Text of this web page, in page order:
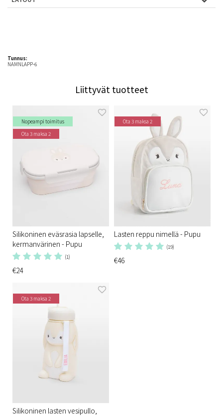
Tunnus:
NAMNLAPP-6
Liittyvät tuotteet
Nopeampi toimitus
Ota 3 maksa 2
Silikoninen eväsrasia lapselle,
kermanvärinen - Pupu
(1)
€24
Ota 3 maksa 2
Lasten reppu nimellä - Pupu
(19)
€46
Ota 3 maksa 2
Silikoninen lasten vesipullo,